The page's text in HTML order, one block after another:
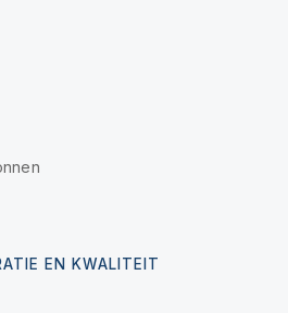
EN KWALITEIT